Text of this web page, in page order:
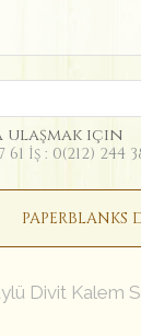
ulaşmak için
61 İş : 0(212) 244
PAPERBLANKS
Divit Kalem